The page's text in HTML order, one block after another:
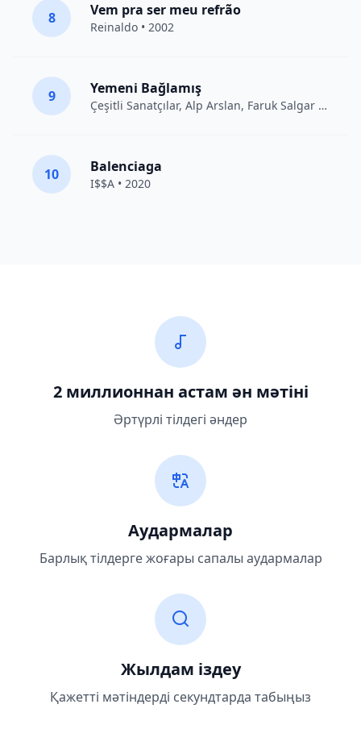
8 Vem pra ser meu refrão
Reinaldo • 2002
9 Yemeni Bağlamış
Çeşitli Sanatçılar, Alp Arslan, Faruk Salgar • 2012
10 Balenciaga
I$$A • 2020
2 миллионнан астам ән мәтіні
Әртүрлі тілдегі әндер
Аудармалар
Барлық тілдерге жоғары сапалы аудармалар
Жылдам іздеу
Қажетті мәтіндерді секундтарда табыңыз